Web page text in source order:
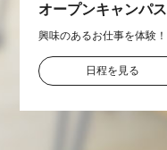
オープンキャンパス
興味のあるお仕事を体験！
日程を見る